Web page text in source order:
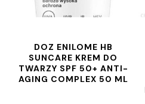
DOZ ENILOME HB
SUNCARE KREM DO
TWARZY SPF 50+ ANTI-
AGING COMPLEX 50 ML